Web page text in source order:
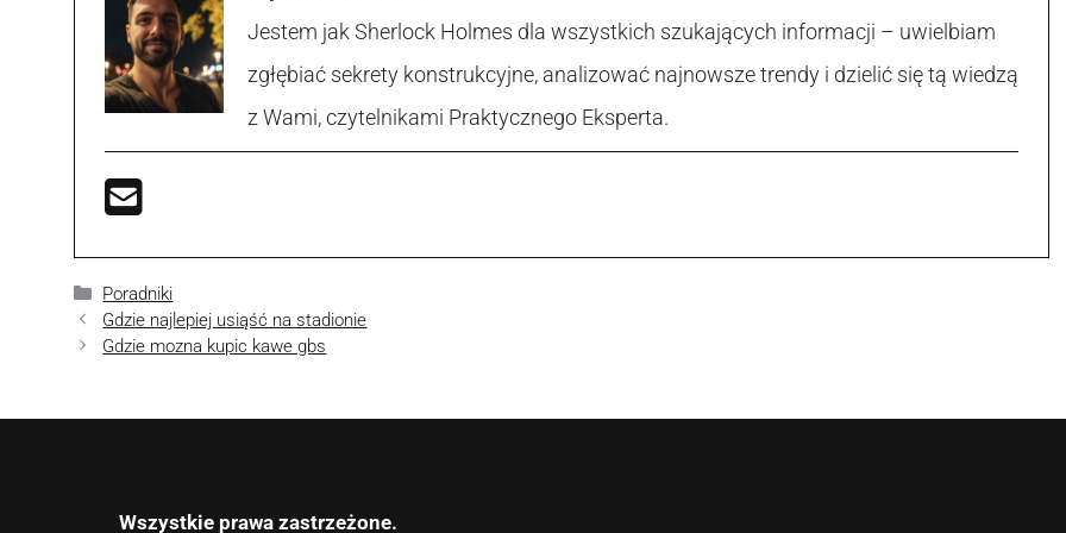
Jestem jak Sherlock Holmes dla wszystkich szukających informacji – uwielbiam
zgłębiać sekrety konstrukcyjne, analizować najnowsze trendy i dzielić się tą wiedzą
z Wami, czytelnikami Praktycznego Eksperta.
Kategorie
Poradniki
Gdzie najlepiej usiąść na stadionie
Gdzie mozna kupic kawe gbs
Wszystkie prawa zastrzeżone.